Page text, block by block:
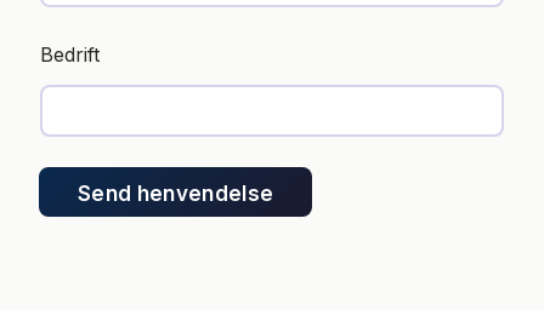
Bedrift
Send henvendelse